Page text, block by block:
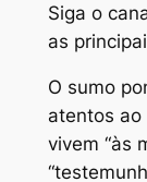
Siga o
as
O sumo
atentos ao
vivem “às